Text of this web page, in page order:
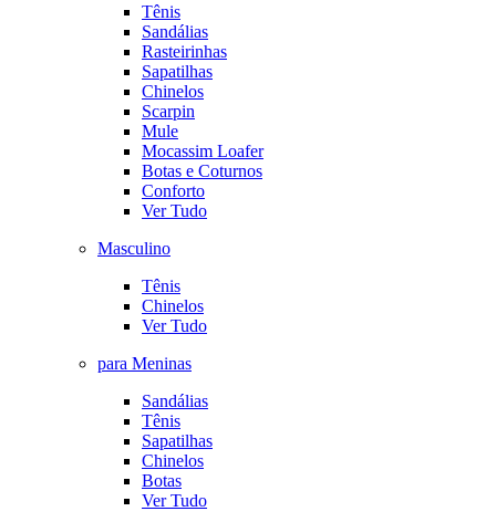
Tênis
Sandálias
Rasteirinhas
Sapatilhas
Chinelos
Scarpin
Mule
Mocassim Loafer
Botas e Coturnos
Conforto
Ver Tudo
Masculino
Tênis
Chinelos
Ver Tudo
para Meninas
Sandálias
Tênis
Sapatilhas
Chinelos
Botas
Ver Tudo